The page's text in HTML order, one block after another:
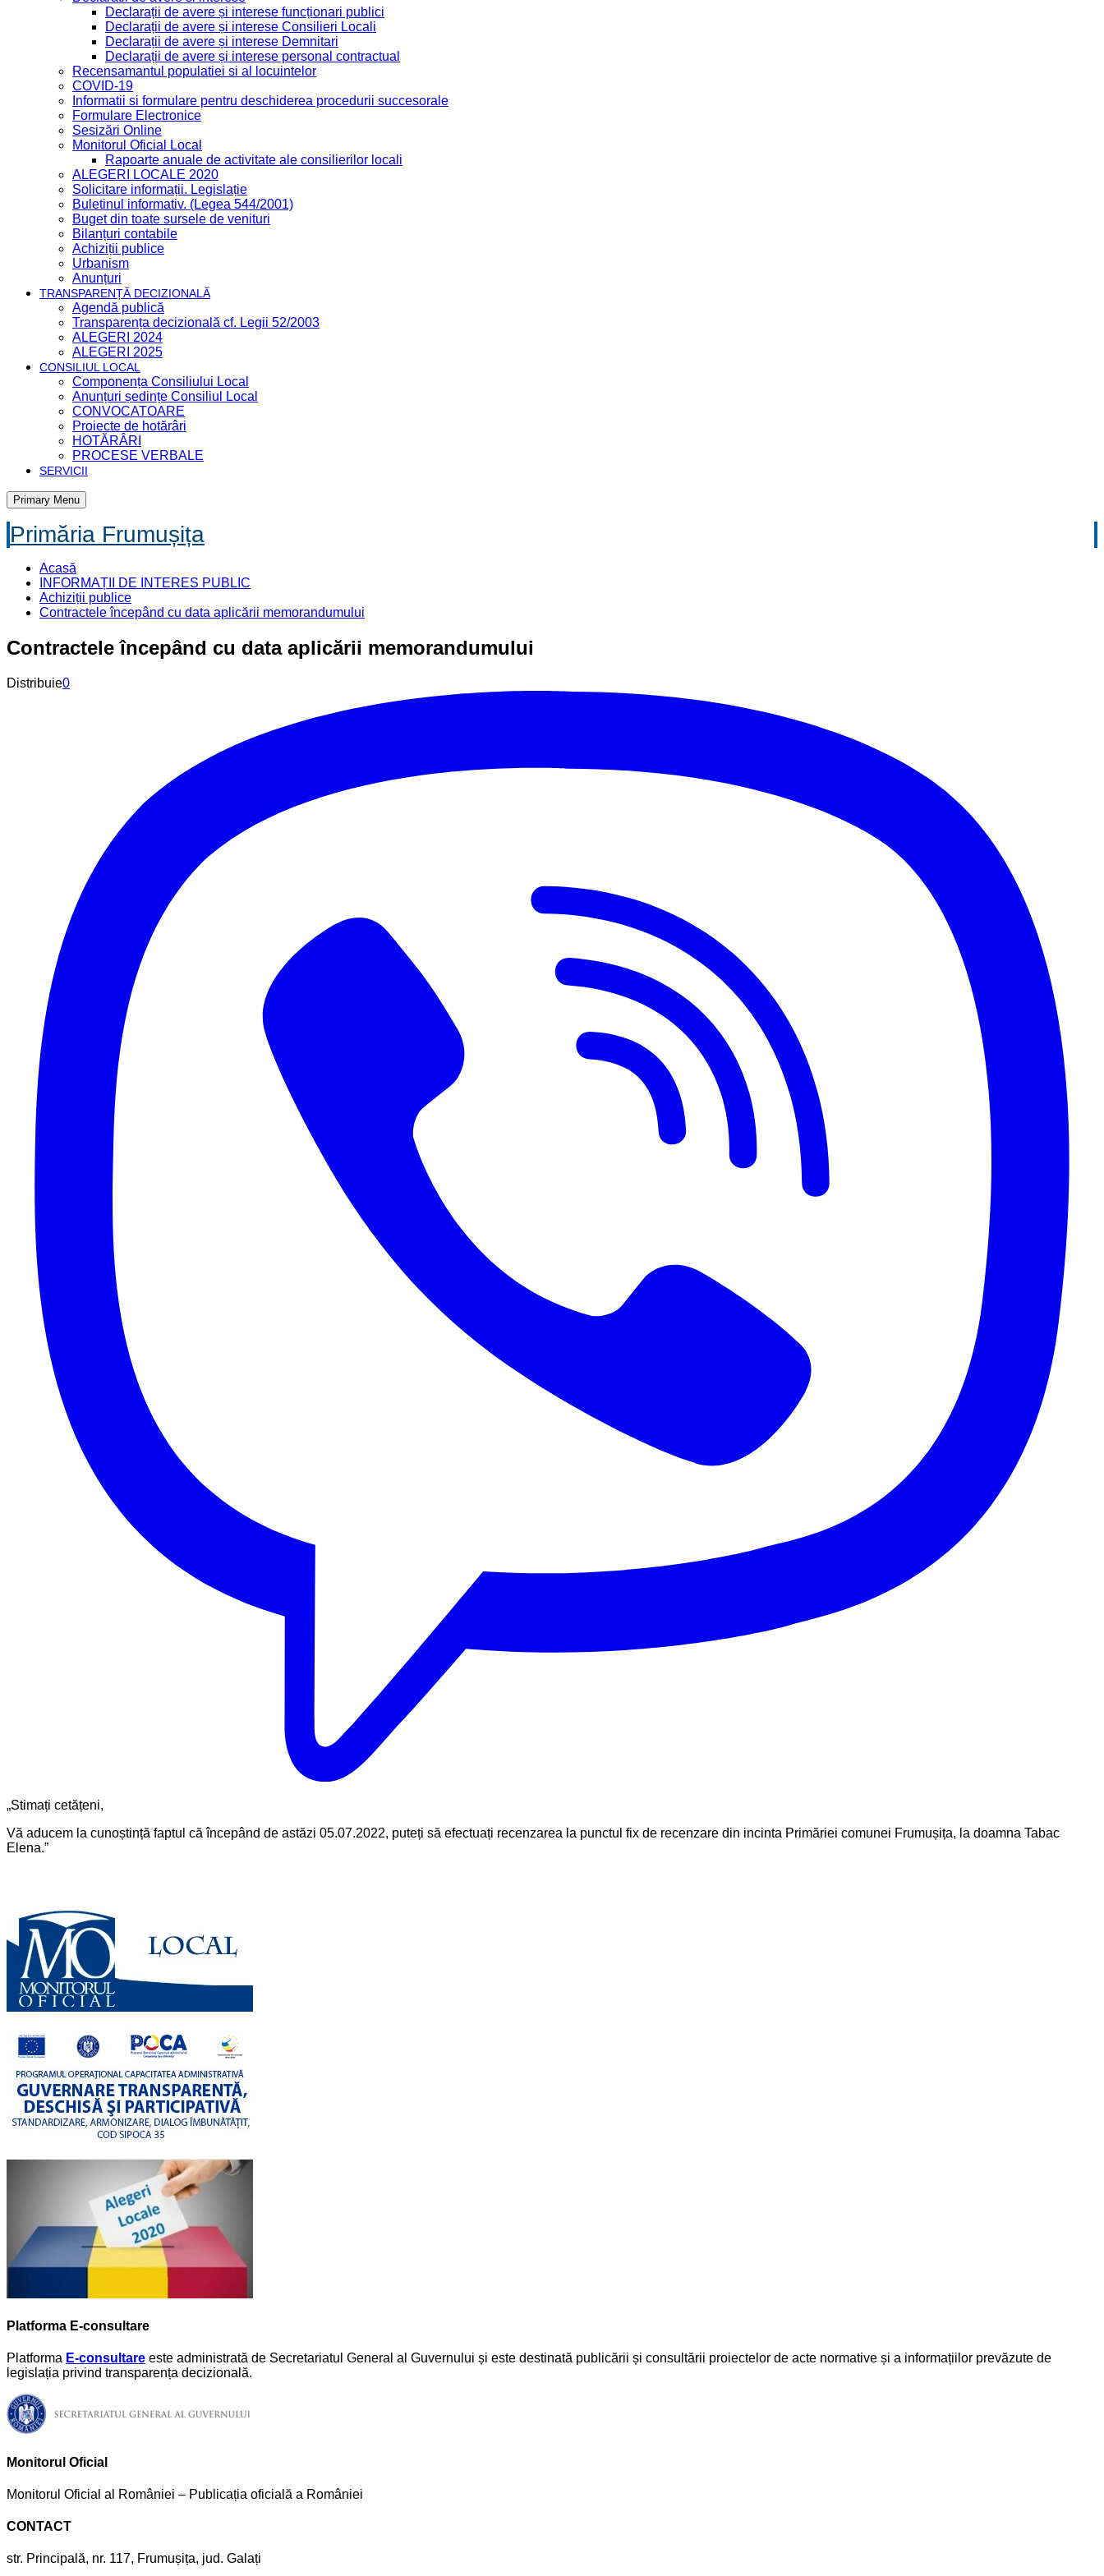
Declarații de avere și interese funcționari publici
Declarații de avere și interese Consilieri Locali
Declarații de avere și interese Demnitari
Declarații de avere și interese personal contractual
Recensamantul populatiei si al locuintelor
COVID-19
Informatii si formulare pentru deschiderea procedurii succesorale
Formulare Electronice
Sesizări Online
Monitorul Oficial Local
Rapoarte anuale de activitate ale consilierilor locali
ALEGERI LOCALE 2020
Solicitare informații. Legislație
Buletinul informativ. (Legea 544/2001)
Buget din toate sursele de venituri
Bilanțuri contabile
Achiziții publice
Urbanism
Anunțuri
TRANSPARENȚĂ DECIZIONALĂ
Agendă publică
Transparența decizională cf. Legii 52/2003
ALEGERI 2024
ALEGERI 2025
CONSILIUL LOCAL
Componența Consiliului Local
Anunțuri ședințe Consiliul Local
CONVOCATOARE
Proiecte de hotărâri
HOTĂRÂRI
PROCESE VERBALE
SERVICII
Primary Menu
Primăria Frumușița
Acasă
INFORMAȚII DE INTERES PUBLIC
Achiziții publice
Contractele începând cu data aplicării memorandumului
Contractele începând cu data aplicării memorandumului
Distribuie0
„Stimați cetățeni,
Vă aducem la cunoștință faptul că începând de astăzi 05.07.2022, puteți să efectuați recenzarea la punctul fix de recenzare din incinta Primăriei comunei Frumușița, la doamna Tabac
Elena.”
Platforma E-consultare
Platforma E-consultare este administrată de Secretariatul General al Guvernului și este destinată publicării și consultării proiectelor de acte normative și a informațiilor prevăzute de
legislația privind transparența decizională.
Monitorul Oficial
Monitorul Oficial al României – Publicația oficială a României
CONTACT
str. Principală, nr. 117, Frumușița, jud. Galați